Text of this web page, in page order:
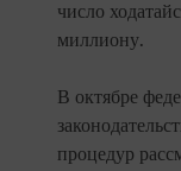
число
миллиону.
В октябре
процедур